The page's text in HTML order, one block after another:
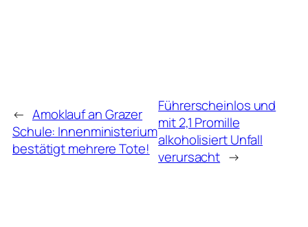
← Amoklauf an Grazer
Schule: Innenministerium
bestätigt mehrere Tote!
Führerscheinlos und
mit 2,1 Promille
alkoholisiert Unfall
verursacht →